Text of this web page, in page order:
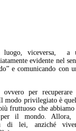
luogo, viceversa, a
evidente nel
e comunicando con
per recuperare
modo privilegiato è
fruttuoso che
per il mondo. Allora,
di lei, anziché